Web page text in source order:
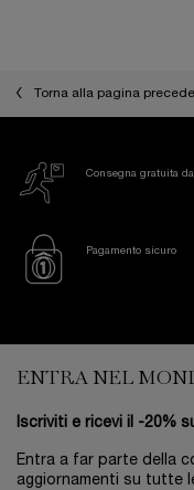
Torna alla pagina
Consegna gratuita
Pagamento sicuro
ENTRA NEL
Iscriviti e ricevi il -20%
Entra a far parte della
aggiornamenti su tutte